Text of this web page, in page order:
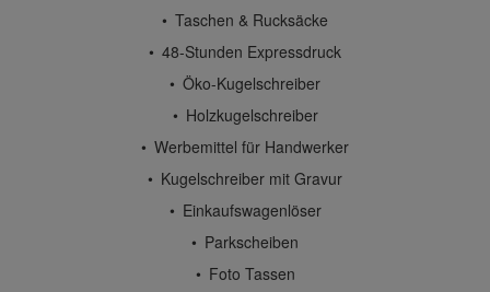
Taschen & Rucksäcke
48-Stunden Expressdruck
Öko-Kugelschreiber
Holzkugelschreiber
Werbemittel für Handwerker
Kugelschreiber mit Gravur
Einkaufswagenlöser
Parkscheiben
Foto Tassen